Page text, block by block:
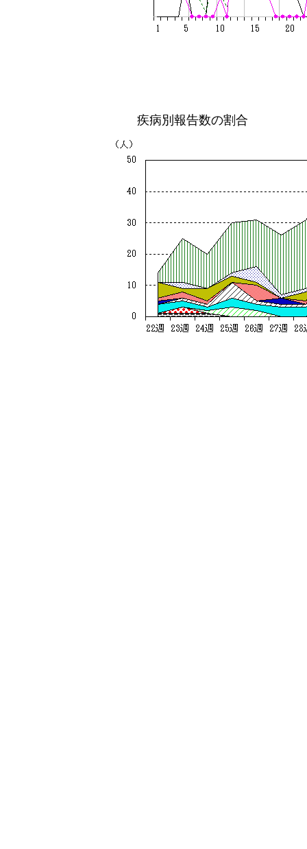
疾病別報告数の割合